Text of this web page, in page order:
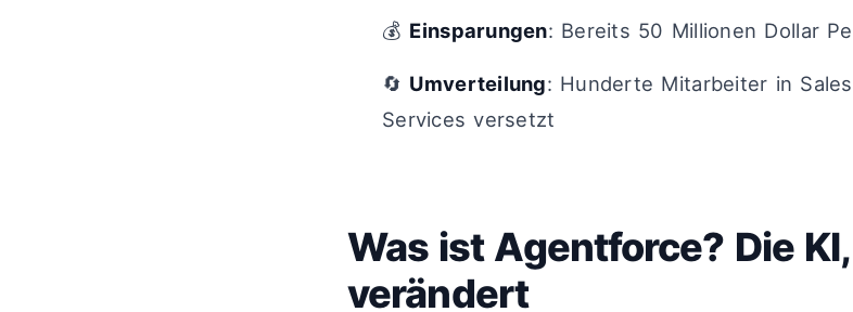
💰 Einsparungen: Bereits 50 Millionen Dollar
🔄 Umverteilung: Hunderte Mitarbeiter in
Services versetzt
Was ist Agentforce? Die
verändert